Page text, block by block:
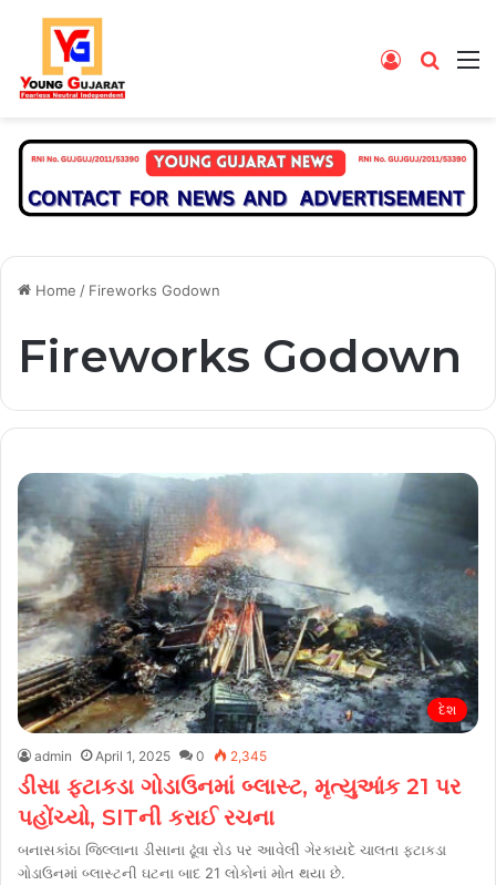
Search
Log
Home / Fireworks Godown
Fireworks Godown
દેશ
admin April 1, 2025 0 2,345
ડીસા ફટાકડા ગોડાઉનમાં બ્લાસ્ટ, મૃત્યુઆંક 21 પર
પહોંચ્યો, SITની કરાઈ રચના
બનાસકાંઠા જિલ્લાના ડીસાના ઢૂંવા રોડ પર આવેલી ગેરકાયદે ચાલતા ફટાકડા
ગોડાઉનમાં બ્લાસ્ટની ઘટના બાદ 21 લોકોનાં મોત થયા છે.